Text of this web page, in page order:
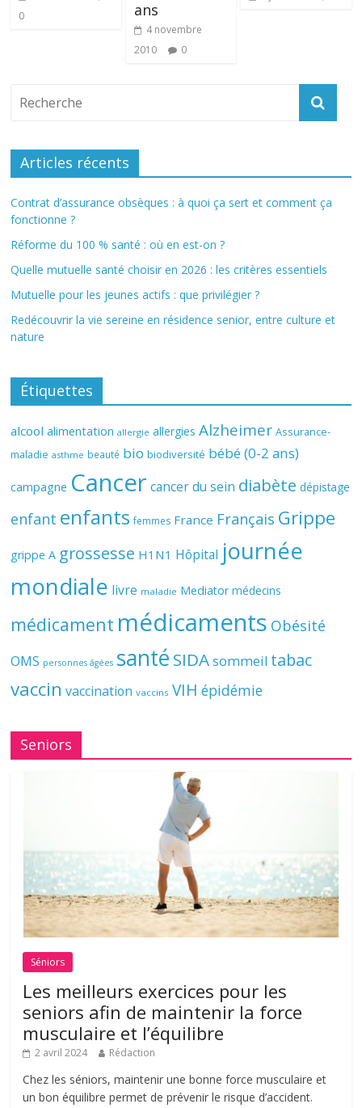
0
ans
4 novembre
2010
0
Articles récents
Contrat d’assurance obsèques : à quoi ça sert et comment ça
fonctionne ?
Réforme du 100 % santé : où en est-on ?
Quelle mutuelle santé choisir en 2026 : les critères essentiels
Mutuelle pour les jeunes actifs : que privilégier ?
Redécouvrir la vie sereine en résidence senior, entre culture et
nature
Étiquettes
alcool alimentation allergie allergies Alzheimer Assurance-
maladie asthme beauté bio biodiversité bébé (0-2 ans)
campagne Cancer cancer du sein diabète dépistage
enfant enfants femmes France Français Grippe
grippe A grossesse H1N1 Hôpital journée
mondiale livre maladie Mediator médecins
médicament médicaments Obésité
OMS personnes âgées santé SIDAsommeil tabac
vaccin vaccination vaccins VIH épidémie
Seniors
Séniors
Les meilleurs exercices pour les
seniors afin de maintenir la force
musculaire et l’équilibre
2 avril 2024 Rédaction
Chez les séniors, maintenir une bonne force musculaire et
un bon équilibre permet de prévenir le risque d’accident.